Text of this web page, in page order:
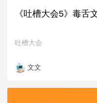
《吐槽大会5》毒舌
吐槽大会
文文